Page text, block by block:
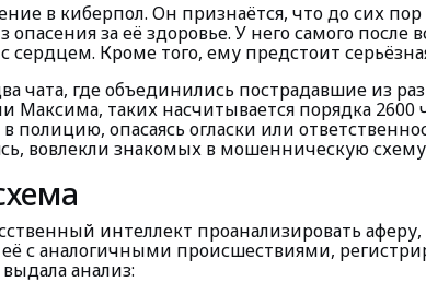
в киберпол. Он признаётся, что до сих пор
за её здоровье. У него самого после
сердцем. Кроме того, ему предстоит
чата, где объединились пострадавшие из
Максима, таких насчитывается порядка 2600
полицию, опасаясь огласки или
вовлекли знакомых в мошенническую
интеллект проанализировать
с аналогичными происшествиями,
анализ: